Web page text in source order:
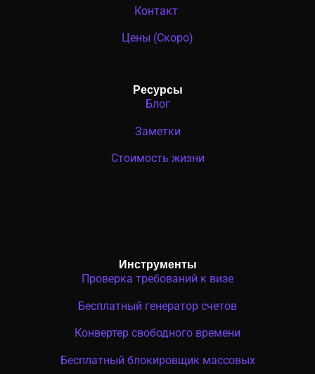
Контакт
Цены (Скоро)
Ресурсы
Блог
Заметки
Стоимость жизни
Инструменты
Проверка требований к визе
Бесплатный генератор счетов
Конвертер свободного времени
Бесплатный блокировщик массовых